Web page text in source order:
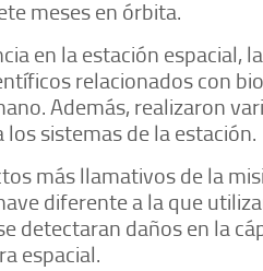
meses en órbita.
en la estación espacial,
relacionados con
Además, realizaron
sistemas de la estación.
más llamativos de la
diferente a la que
detectaran daños en la
espacial.